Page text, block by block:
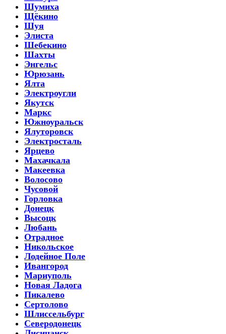
Шумиха
Щёкино
Шуя
Элиста
Шебекино
Шахты
Энгельс
Юрюзань
Ялта
Электроугли
Якутск
Маркс
Южноуральск
Ялуторовск
Электросталь
Ярцево
Махачкала
Макеевка
Волосово
Чусовой
Горловка
Донецк
Высоцк
Любань
Отрадное
Никольское
Лодейное Поле
Ивангород
Мариуполь
Новая Ладога
Пикалево
Сертолово
Шлиссельбург
Северодонецк